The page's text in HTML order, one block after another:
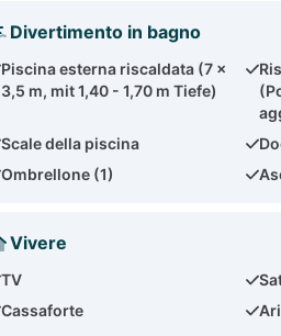
Divertimento in bagno
Piscina esterna riscaldata (7 x
3,5 m, mit 1,40 - 1,70 m Tiefe)
Scale della piscina
Ombrellone (1)
Vivere
TV
Cassaforte